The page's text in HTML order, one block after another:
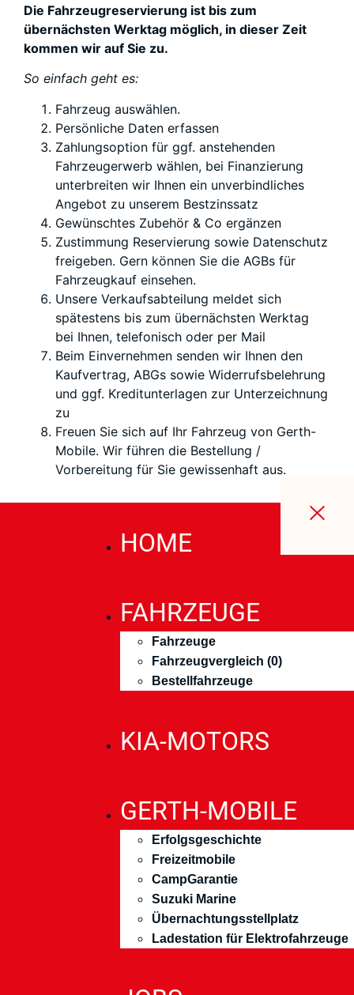
Die Fahrzeugreservierung ist bis zum
übernächsten Werktag möglich, in dieser Zeit
kommen wir auf Sie zu.
So einfach geht es:
Fahrzeug auswählen.
Persönliche Daten erfassen
Zahlungsoption für ggf. anstehenden
Fahrzeugerwerb wählen, bei Finanzierung
unterbreiten wir Ihnen ein unverbindliches
Angebot zu unserem Bestzinssatz
Gewünschtes Zubehör & Co ergänzen
Zustimmung Reservierung sowie Datenschutz
freigeben. Gern können Sie die AGBs für
Fahrzeugkauf einsehen.
Unsere Verkaufsabteilung meldet sich
spätestens bis zum übernächsten Werktag
bei Ihnen, telefonisch oder per Mail
Beim Einvernehmen senden wir Ihnen den
Kaufvertrag, ABGs sowie Widerrufsbelehrung
und ggf. Kreditunterlagen zur Unterzeichnung
zu
Freuen Sie sich auf Ihr Fahrzeug von Gerth-
Mobile. Wir führen die Bestellung /
Vorbereitung für Sie gewissenhaft aus.
HOME
FAHRZEUGE
Fahrzeuge
Fahrzeugvergleich (0)
Bestellfahrzeuge
KIA-MOTORS
GERTH-MOBILE
Erfolgsgeschichte
Freizeitmobile
CampGarantie
Suzuki Marine
Übernachtungsstellplatz
Ladestation für Elektrofahrzeuge